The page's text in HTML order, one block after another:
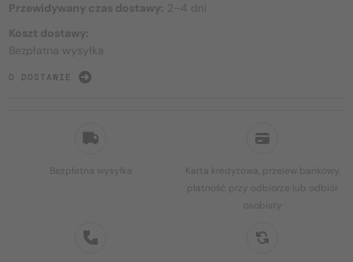
Bezpłatna wysyłka
Karta kredytowa, przelew bankowy,
płatność przy odbiorze lub odbiór
osobisty
Przewidywany czas dostawy: 2–4 dni
Koszt dostawy:
Bezpłatna wysyłka
O DOSTAWIE